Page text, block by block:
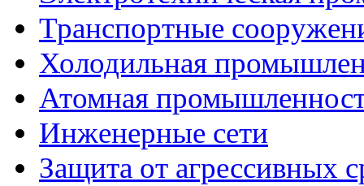
Транспортные
Холодильная
Атомная
Инженерные сети
Защита от агрессивных